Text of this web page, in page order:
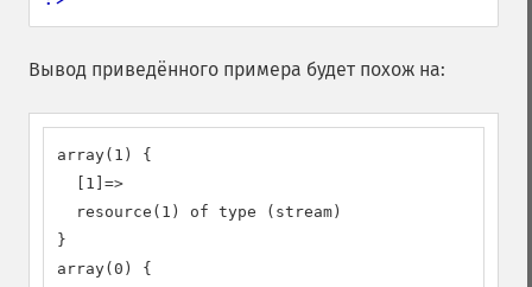
Вывод приведённого примера будет похож на:
array(1) {
  [1]=>
  resource(1) of type (stream)
}
array(0) {